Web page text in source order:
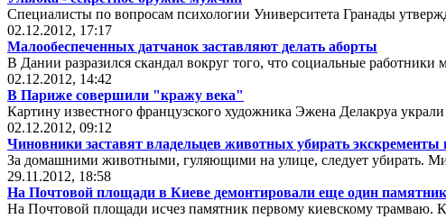
Специалисты по вопросам психологии Университета Гранады
02.12.2012, 17:17
Малообеспеченных датчанок заставляют делать аборты
В Дании разразился скандал вокруг того, что социальные работники
02.12.2012, 14:42
В Париже совершили "кражу века"
Картину известного французского художника Эжена Делакруа украли
02.12.2012, 09:12
Чиновники заставят владельцев животных убирать экскременты
За домашними животными, гуляющими на улице, следует убирать.
29.11.2012, 18:58
На Почтовой площади в Киеве демонтировали еще один памятник
На Почтовой площади исчез памятник первому киевскому трамваю.